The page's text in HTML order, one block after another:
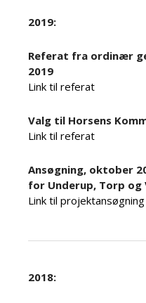
2019:
Referat fra ordinær
2019
Link til referat
Valg til Horsens
Link til referat
Ansøgning, oktober
for Underup, Torp og
Link til projektansøgning
2018: